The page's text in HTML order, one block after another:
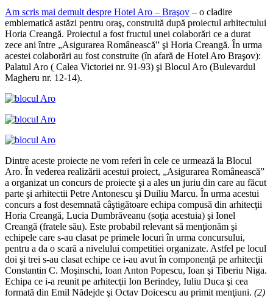
Am scris mai demult despre Hotel Aro – Braşov – o cladire
emblematică astăzi pentru oraş, construită după proiectul arhitectului
Horia Creangă. Proiectul a fost fructul unei colaborări ce a durat
zece ani între „Asigurarea Românească” şi Horia Creangă. În urma
acestei colaborări au fost construite (în afară de Hotel Aro Braşov):
Palatul Aro ( Calea Victoriei nr. 91-93) şi Blocul Aro (Bulevardul
Magheru nr. 12-14).
Dintre aceste proiecte ne vom referi în cele ce urmează la Blocul
Aro. În vederea realizării acestui proiect, „Asigurarea Românească”
a organizat un concurs de proiecte şi a ales un juriu din care au făcut
parte şi arhitectii Petre Antonescu şi Duiliu Marcu. În urma acestui
concurs a fost desemnată câştigătoare echipa compusă din arhitecţii
Horia Creangă, Lucia Dumbrăveanu (soţia acestuia) şi Ionel
Creangă (fratele său). Este probabil relevant să menţionăm şi
echipele care s-au clasat pe primele locuri în urma concursului,
pentru a da o scară a nivelului competitiei organizate. Astfel pe locul
doi şi trei s-au clasat echipe ce i-au avut în componenţă pe arhitecţii
Constantin C. Moşinschi, Ioan Anton Popescu, Ioan şi Tiberiu Niga.
Echipa ce i-a reunit pe arhitecţii Ion Berindey, Iuliu Duca şi cea
formată din Emil Nădejde şi Octav Doicescu au primit menţiuni. (2)